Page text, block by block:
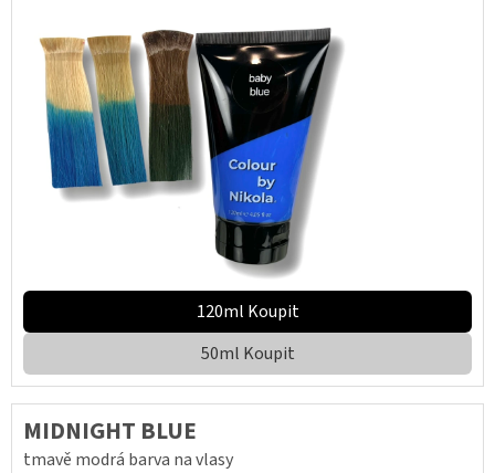
120ml Koupit
50ml Koupit
MIDNIGHT BLUE
tmavě modrá barva na vlasy